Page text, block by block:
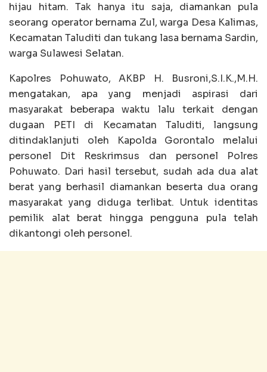
hijau hitam. Tak hanya itu saja, diamankan pula
seorang operator bernama Zul, warga Desa Kalimas,
Kecamatan Taluditi dan tukang lasa bernama Sardin,
warga Sulawesi Selatan.
Kapolres Pohuwato, AKBP H. Busroni,S.I.K.,M.H.
mengatakan, apa yang menjadi aspirasi dari
masyarakat beberapa waktu lalu terkait dengan
dugaan PETI di Kecamatan Taluditi, langsung
ditindaklanjuti oleh Kapolda Gorontalo melalui
personel Dit Reskrimsus dan personel Polres
Pohuwato. Dari hasil tersebut, sudah ada dua alat
berat yang berhasil diamankan beserta dua orang
masyarakat yang diduga terlibat. Untuk identitas
pemilik alat berat hingga pengguna pula telah
dikantongi oleh personel.